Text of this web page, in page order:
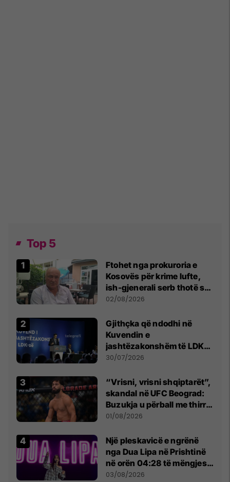
Top 5
Ftohet nga prokuroria e
Kosovës për krime lufte,
ish-gjenerali serb thotë se
dikush e tradhtoi në
02/08/2026
Gjithçka që ndodhi në
Kuvendin e
jashtëzakonshëm të LDK-
së
30/07/2026
“Vrisni, vrisni shqiptarët”,
skandal në UFC Beograd:
Buzukja u përball me thirrje
anti-shqiptare nga
01/08/2026
Një pleskavicë e ngrënë
nga Dua Lipa në Prishtinë
në orën 04:28 të mëngjesit
- dhe bota digjitale serbe
03/08/2026